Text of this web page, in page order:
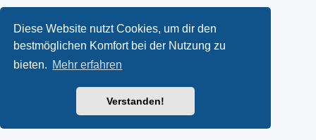
Diese Website nutzt Cookies, um dir den
bestmöglichen Komfort bei der Nutzung zu
bieten. Mehr erfahren
Verstanden!